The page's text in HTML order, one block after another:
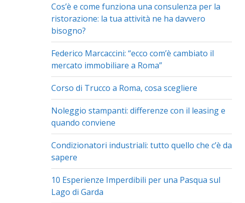
Cos’è e come funziona una consulenza per la
ristorazione: la tua attività ne ha davvero
bisogno?
Federico Marcaccini: “ecco com’è cambiato il
mercato immobiliare a Roma”
Corso di Trucco a Roma, cosa scegliere
Noleggio stampanti: differenze con il leasing e
quando conviene
Condizionatori industriali: tutto quello che c’è da
sapere
10 Esperienze Imperdibili per una Pasqua sul
Lago di Garda